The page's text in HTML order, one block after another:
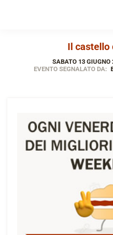
Il castello
SABATO 13 GIUGNO
EVENTO SEGNALATO DA: